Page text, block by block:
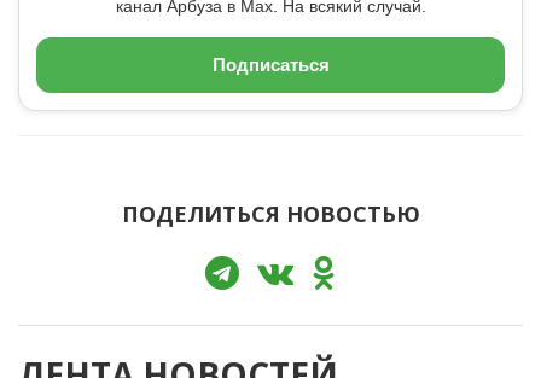
канал Арбуза в Max. На всякий случай.
Подписаться
ПОДЕЛИТЬСЯ НОВОСТЬЮ